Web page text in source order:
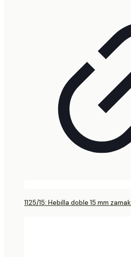
1125/15: Hebilla doble 15 mm zamak